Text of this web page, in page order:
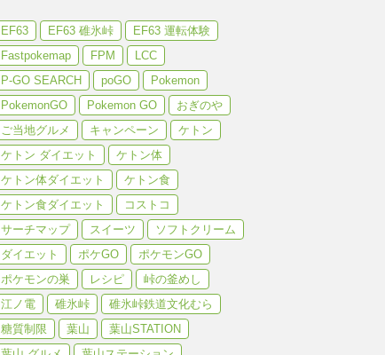
EF63 EF63 碓氷峠
EF63 運転体験
Fastpokemap
FPM
LCC
P-GO SEARCH
poGO
Pokemon
PokemonGO
Pokemon GO
おぎのや
ご当地グルメ
キャンペーン
ケトン
ケトン ダイエット
ケトン体
ケトン体ダイエット
ケトン食
ケトン食ダイエット
コストコ
サーチマップ
スイーツ
ソフトクリーム
ダイエット
ポケGO
ポケモンGO
ポケモンの巣
レシピ
峠の釜めし
江ノ電
碓氷峠
碓氷峠鉄道文化むら
糖質制限
葉山
葉山STATION